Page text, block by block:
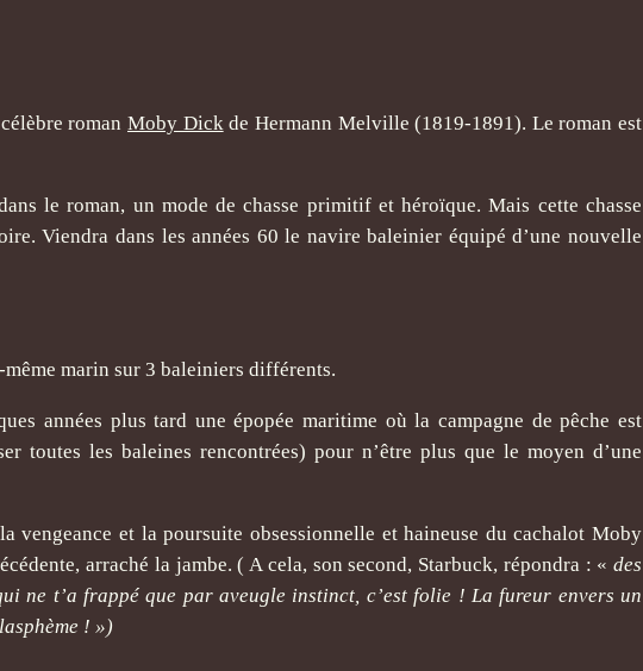
roman Moby Dick de Hermann Melville (1819-1891). Le roman est
le roman, un mode de chasse primitif et héroïque. Mais cette chasse
Viendra dans les années 60 le navire baleinier équipé d’une nouvelle
marin sur 3 baleiniers différents.
années plus tard une épopée maritime où la campagne de pêche est
toutes les baleines rencontrées) pour n’être plus que le moyen d’une
vengeance et la poursuite obsessionnelle et haineuse du cachalot Moby
arraché la jambe. ( A cela, son second, Starbuck, répondra : « des
ne t’a frappé que par aveugle instinct, c’est folie ! La fureur envers un
! »)